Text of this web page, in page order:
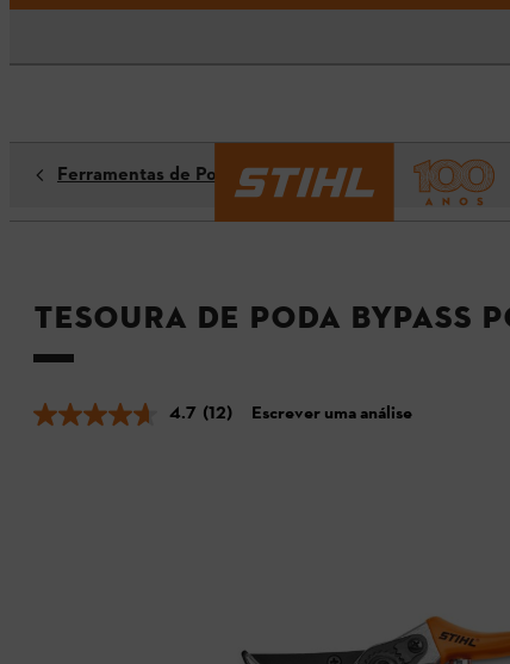
Ferramentas de Poda
Tesoura de poda Bypass
4.7 (12) Escrever uma análise